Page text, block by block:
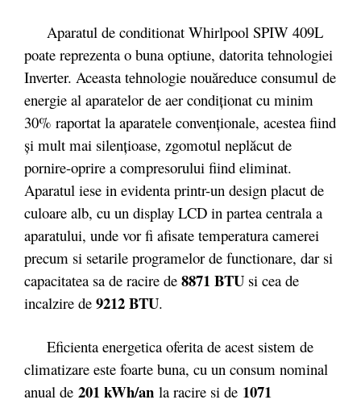
Aparatul de conditionat Whirlpool SPIW 409L
poate reprezenta o buna optiune, datorita tehnologiei
Inverter. Aceasta tehnologie nouăreduce consumul de
energie al aparatelor de aer condiționat cu minim
30% raportat la aparatele convenționale, acestea fiind
și mult mai silențioase, zgomotul neplăcut de
pornire-oprire a compresorului fiind eliminat.
Aparatul iese in evidenta printr-un design placut de
culoare alb, cu un display LCD in partea centrala a
aparatului, unde vor fi afisate temperatura camerei
precum si setarile programelor de functionare, dar si
capacitatea sa de racire de 8871 BTU si cea de
incalzire de 9212 BTU.
Eficienta energetica oferita de acest sistem de
climatizare este foarte buna, cu un consum nominal
anual de 201 kWh/an la racire si de 1071